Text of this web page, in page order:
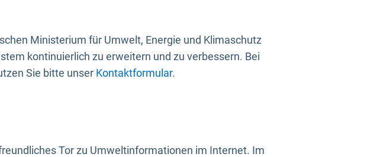
Ministerium für Umwelt, Energie und Klimaschutz
kontinuierlich zu erweitern und zu verbessern. Bei
Sie bitte unser Kontaktformular.
Tor zu Umweltinformationen im Internet. Im